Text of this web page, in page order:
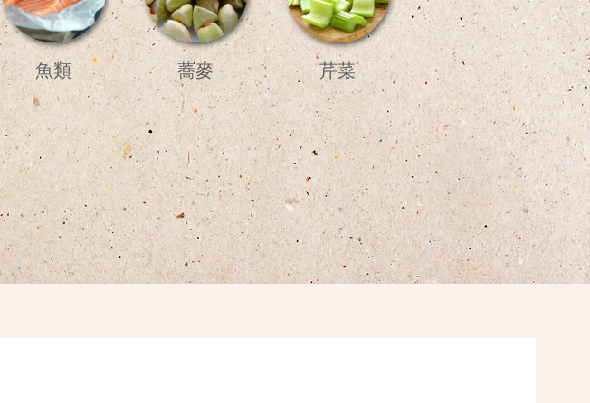
魚類 蕎麥 芹菜